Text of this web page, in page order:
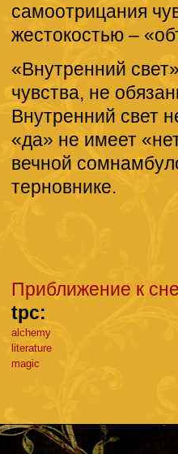
самоотрицания
жестокостью –
«Внутренний
чувства, не
Внутренний свет
«да» не имеет
вечной
терновнике.
Приближение к
tpc:
alchemy
literature
magic